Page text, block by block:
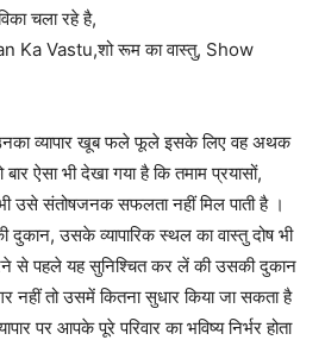
चला रहे है,
Ka Vastu,शो रूम का वास्तु, Show
व्यापार खूब फले फूले इसके लिए वह अथक
ऐसा भी देखा गया है कि तमाम प्रयासों,
उसे संतोषजनक सफलता नहीं मिल पाती है ।
उसके व्यापारिक स्थल का वास्तु दोष भी
से पहले यह सुनिश्चित कर लें की उसकी दुकान
नहीं तो उसमें कितना सुधार किया जा सकता है
पर आपके पूरे परिवार का भविष्य निर्भर होता